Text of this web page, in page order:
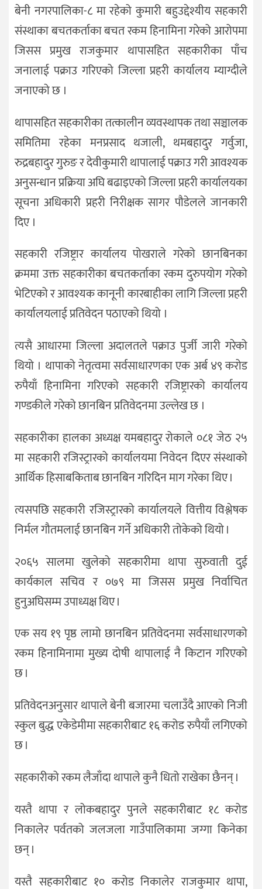
बेनी नगरपालिका-८ मा रहेको कुमारी बहुउद्देश्यीय सहकारी
संस्थाका बचतकर्ताका बचत रकम हिनामिना गरेको आरोपमा
जिसस प्रमुख राजकुमार थापासहित सहकारीका पाँच
जनालाई पक्राउ गरिएको जिल्ला प्रहरी कार्यालय म्याग्दीले
जनाएको छ ।
थापासहित सहकारीका तत्कालीन व्यवस्थापक तथा सञ्चालक
समितिमा रहेका मनप्रसाद थजाली, थमबहादुर गर्वुजा,
रुद्रबहादुर गुरुङ र देवीकुमारी थापालाई पक्राउ गरी आवश्यक
अनुसन्धान प्रक्रिया अघि बढाइएको जिल्ला प्रहरी कार्यालयका
सूचना अधिकारी प्रहरी निरीक्षक सागर पौडेलले जानकारी
दिए ।
सहकारी रजिष्ट्रार कार्यालय पोखराले गरेको छानबिनका
क्रममा उक्त सहकारीका बचतकर्ताका रकम दुरुपयोग गरेको
भेटिएको र आवश्यक कानूनी कारबाहीका लागि जिल्ला प्रहरी
कार्यालयलाई प्रतिवेदन पठाएको थियो ।
त्यसै आधारमा जिल्ला अदालतले पक्राउ पुर्जी जारी गरेको
थियो । थापाको नेतृत्वमा सर्वसाधारणका एक अर्ब ४९ करोड
रुपैयाँ हिनामिना गरिएको सहकारी रजिष्ट्रारको कार्यालय
गण्डकीले गरेको छानबिन प्रतिवेदनमा उल्लेख छ ।
सहकारीका हालका अध्यक्ष यमबहादुर रोकाले ०८१ जेठ २५
मा सहकारी रजिस्ट्रारको कार्यालयमा निवेदन दिएर संस्थाको
आर्थिक हिसाबकिताब छानबिन गरिदिन माग गरेका थिए ।
त्यसपछि सहकारी रजिस्ट्रारको कार्यालयले वित्तीय विश्लेषक
निर्मल गौतमलाई छानबिन गर्ने अधिकारी तोकेको थियो ।
२०६५ सालमा खुलेको सहकारीमा थापा सुरुवाती दुई
कार्यकाल सचिव र ०७९ मा जिसस प्रमुख निर्वाचित
हुनुअघिसम्म उपाध्यक्ष थिए ।
एक सय १९ पृष्ठ लामो छानबिन प्रतिवेदनमा सर्वसाधारणको
रकम हिनामिनामा मुख्य दोषी थापालाई नै किटान गरिएको
छ ।
प्रतिवेदनअनुसार थापाले बेनी बजारमा चलाउँदै आएको निजी
स्कुल बुद्ध एकेडेमीमा सहकारीबाट १६ करोड रुपैयाँ लगिएको
छ ।
सहकारीको रकम लैजाँदा थापाले कुनै धितो राखेका छैनन् ।
यस्तै थापा र लोकबहादुर पुनले सहकारीबाट १८ करोड
निकालेर पर्वतको जलजला गाउँपालिकामा जग्गा किनेका
छन् ।
यस्तै सहकारीबाट १० करोड निकालेर राजकुमार थापा,